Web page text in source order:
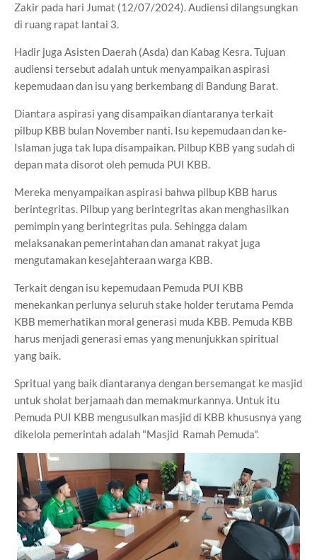
Zakir pada hari Jumat (12/07/2024). Audiensi dilangsungkan
di ruang rapat lantai 3.
Hadir juga Asisten Daerah (Asda) dan Kabag Kesra. Tujuan
audiensi tersebut adalah untuk menyampaikan aspirasi
kepemudaan dan isu yang berkembang di Bandung Barat.
Diantara aspirasi yang disampaikan diantaranya terkait
pilbup KBB bulan November nanti. Isu kepemudaan dan ke-
Islaman juga tak lupa disampaikan. Pilbup KBB yang sudah di
depan mata disorot oleh pemuda PUI KBB.
Mereka menyampaikan aspirasi bahwa pilbup KBB harus
berintegritas. Pilbup yang berintegritas akan menghasilkan
pemimpin yang berintegritas pula. Sehingga dalam
melaksanakan pemerintahan dan amanat rakyat juga
mengutamakan kesejahteraan warga KBB.
Terkait dengan isu kepemudaan Pemuda PUI KBB
menekankan perlunya seluruh stake holder terutama Pemda
KBB memerhatikan moral generasi muda KBB. Pemuda KBB
harus menjadi generasi emas yang menunjukkan spiritual
yang baik.
Spritual yang baik diantaranya dengan bersemangat ke masjid
untuk sholat berjamaah dan memakmurkannya. Untuk itu
Pemuda PUI KBB mengusulkan masjid di KBB khususnya yang
dikelola pemerintah adalah "Masjid Ramah Pemuda".